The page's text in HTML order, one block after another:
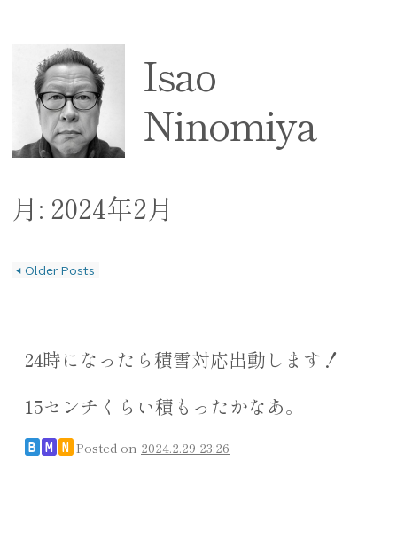
Isao
Ninomiya
月: 2024年2月
◀ Older Posts
24時になったら積雪対応出動します！
15センチくらい積もったかなあ。
B M N Posted on 2024.2.29 23:26